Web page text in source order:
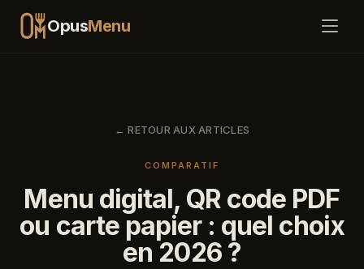
OpusMenu
FAQ
← RETOUR AUX ARTICLES
COMPARATIF
Menu digital, QR code PDF
ou carte papier : quel choix
en 2026 ?